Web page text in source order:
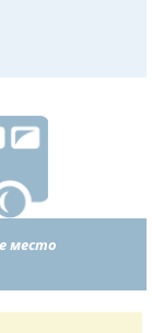
место